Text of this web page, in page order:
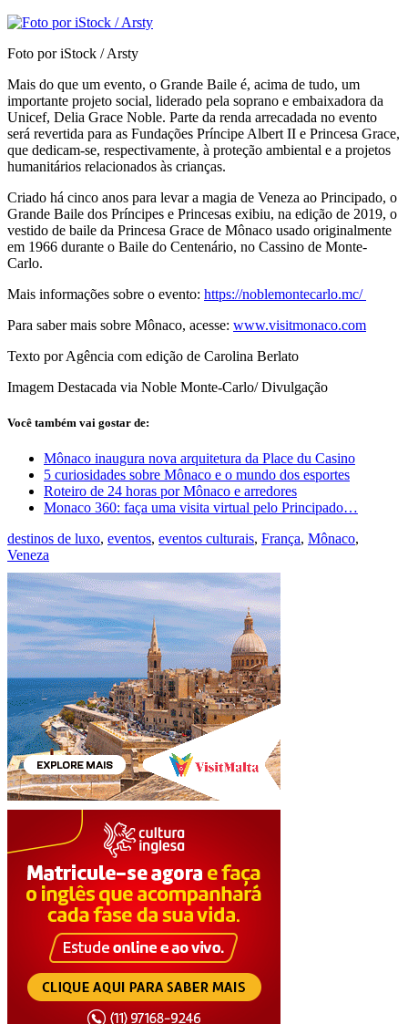
Foto por iStock / Arsty
Mais do que um evento, o Grande Baile é, acima de tudo, um
importante projeto social, liderado pela soprano e embaixadora da
Unicef, Delia Grace Noble. Parte da renda arrecadada no evento
será revertida para as Fundações Príncipe Albert II e Princesa Grace,
que dedicam-se, respectivamente, à proteção ambiental e a projetos
humanitários relacionados às crianças.
Criado há cinco anos para levar a magia de Veneza ao Principado, o
Grande Baile dos Príncipes e Princesas exibiu, na edição de 2019, o
vestido de baile da Princesa Grace de Mônaco usado originalmente
em 1966 durante o Baile do Centenário, no Cassino de Monte-
Carlo.
Mais informações sobre o evento: https://noblemontecarlo.mc/
Para saber mais sobre Mônaco, acesse: www.visitmonaco.com
Texto por Agência com edição de Carolina Berlato
Imagem Destacada via Noble Monte-Carlo/ Divulgação
Você também vai gostar de:
Mônaco inaugura nova arquitetura da Place du Casino
5 curiosidades sobre Mônaco e o mundo dos esportes
Roteiro de 24 horas por Mônaco e arredores
Monaco 360: faça uma visita virtual pelo Principado…
destinos de luxo, eventos, eventos culturais, França, Mônaco,
Veneza